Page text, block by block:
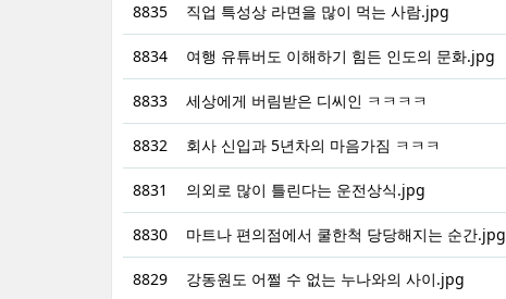
8835 직업 특성상 라면을 많이 먹는 사람.jpg
8834 여행 유튜버도 이해하기 힘든 인도의 문화.jpg
8833 세상에게 버림받은 디씨인 ㅋㅋㅋㅋ
8832 회사 신입과 5년차의 마음가짐 ㅋㅋㅋ
8831 의외로 많이 틀린다는 운전상식.jpg
8830 마트나 편의점에서 쿨한척 당당해지는 순간.jpg
8829 강동원도 어쩔 수 없는 누나와의 사이.jpg